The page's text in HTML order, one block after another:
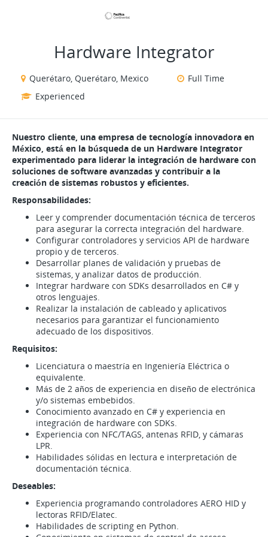
Hardware Integrator
Querétaro, Querétaro, Mexico
Full Time
Experienced
Nuestro cliente, una empresa de tecnología innovadora en
México, está en la búsqueda de un Hardware Integrator
experimentado para liderar la integración de hardware con
soluciones de software avanzadas y contribuir a la
creación de sistemas robustos y eficientes.
Responsabilidades:
Leer y comprender documentación técnica de terceros
para asegurar la correcta integración del hardware.
Configurar controladores y servicios API de hardware
propio y de terceros.
Desarrollar planes de validación y pruebas de
sistemas, y analizar datos de producción.
Integrar hardware con SDKs desarrollados en C# y
otros lenguajes.
Realizar la instalación de cableado y aplicativos
necesarios para garantizar el funcionamiento
adecuado de los dispositivos.
Requisitos:
Licenciatura o maestría en Ingeniería Eléctrica o
equivalente.
Más de 2 años de experiencia en diseño de electrónica
y/o sistemas embebidos.
Conocimiento avanzado en C# y experiencia en
integración de hardware con SDKs.
Experiencia con NFC/TAGS, antenas RFID, y cámaras
LPR.
Habilidades sólidas en lectura e interpretación de
documentación técnica.
Deseables:
Experiencia programando controladores AERO HID y
lectoras RFID/Elatec.
Habilidades de scripting en Python.